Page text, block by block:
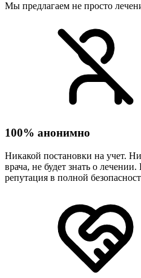
Мы предлагаем не просто
100% анонимно
Никакой постановки на учет.
врача, не будет знать о
репутация в полной